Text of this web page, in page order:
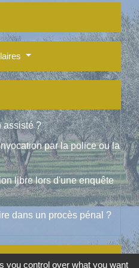
assisté ?
par la police ou la
libre lors d'une enquête
dans un procès pénal ?
you control over what you want